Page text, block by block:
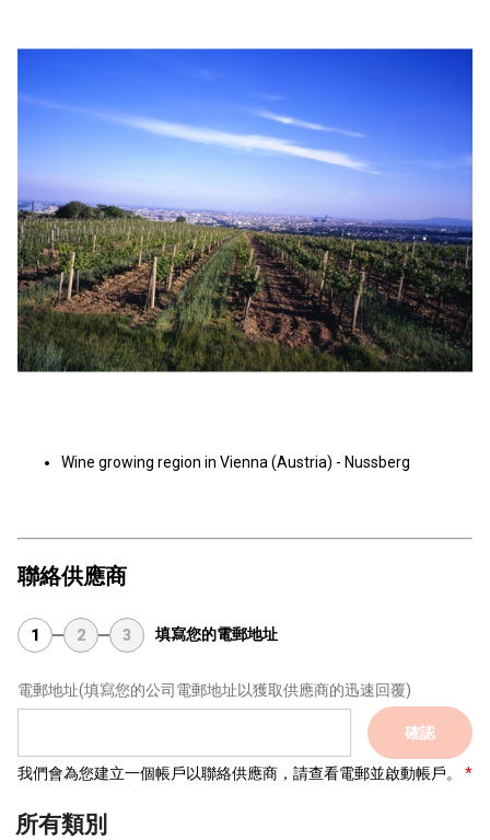
Wine growing region in Vienna (Austria) - Nussberg
聯絡供應商
1 2 3 填寫您的電郵地址
電郵地址(填寫您的公司電郵地址以獲取供應商的迅速回覆)
確認
我們會為您建立一個帳戶以聯絡供應商，請查看電郵並啟動帳戶。
所有類別